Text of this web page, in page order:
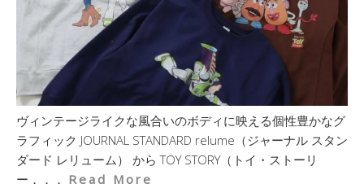
ヴィンテージライクな風合いのボディに映える個性豊かなグ
ラフィック JOURNAL STANDARD relume（ジャーナル スタン
ダード レリューム） から TOY STORY（トイ・ストーリ
ー．．． Read More